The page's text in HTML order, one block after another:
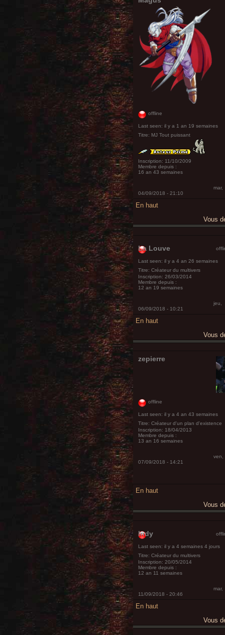
offline
Last seen: il y a 1 an 19 semaines
Titre: MJ Tout puissant
Inscription: 11/10/2009
Membre depuis :
16 an 43 semaines
mar,
04/09/2018 - 21:10
En haut
Vous
La Louve
Last seen: il y a 4 an 26 semaines
Titre: Créateur du multivers
Inscription: 26/03/2014
Membre depuis :
12 an 19 semaines
jeu,
06/09/2018 - 10:21
En haut
Vous
zepierre
offline
Last seen: il y a 4 an 43 semaines
Titre: Créateur d'un plan d'existence
Inscription: 18/04/2013
Membre depuis :
13 an 16 semaines
ven,
07/09/2018 - 14:21
En haut
Vous
Indy
Last seen: il y a 4 semaines 4 jours
Titre: Créateur du multivers
Inscription: 20/05/2014
Membre depuis :
12 an 11 semaines
mar,
11/09/2018 - 20:46
En haut
Vous